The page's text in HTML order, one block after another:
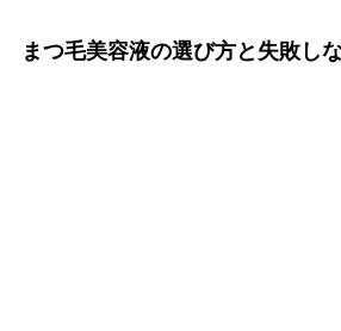
まつ毛美容液の選び方と失敗し